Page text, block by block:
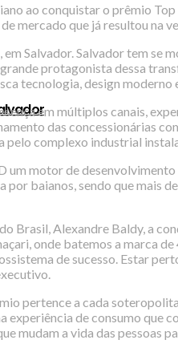
ao conquistar o prêmio
mercado que já resultou na
Salvador. Salvador tem
protagonista dessa
tecnologia, design moderno
em múltiplos canais,
das concessionárias
complexo industrial
motor de
baianos, sendo que mais
Alexandre Baldy, a
onde batemos a marca
de sucesso. Estar
pertence a cada
de consumo
a vida das pessoas